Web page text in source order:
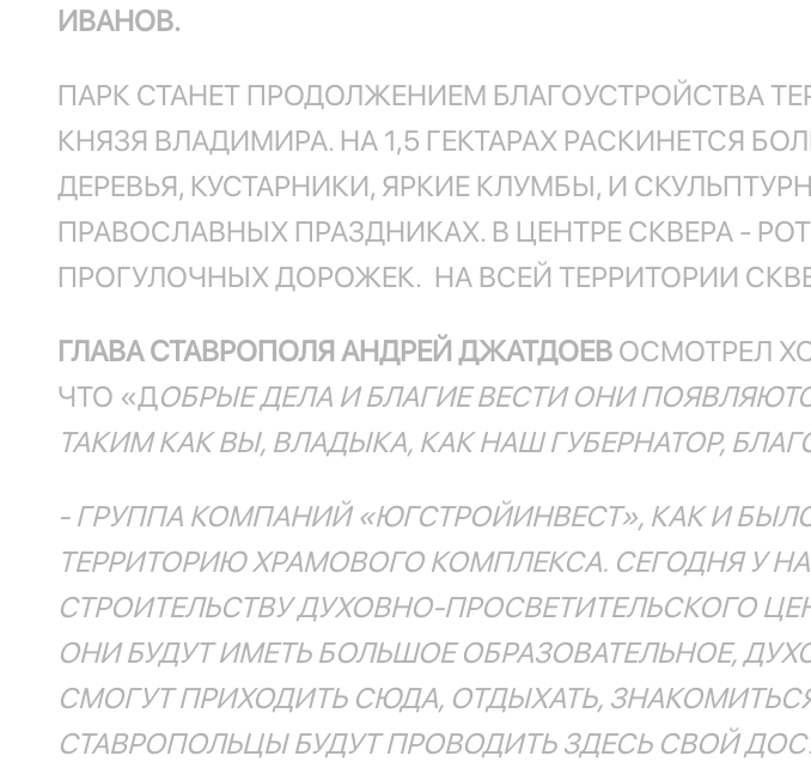
ИВАНОВ.
ПАРК СТАНЕТ ПРОДОЛЖЕНИЕМ БЛАГОУСТРОЙСТВА
КНЯЗЯ ВЛАДИМИРА. НА 1,5 ГЕКТАРАХ РАСКИНЕТСЯ
ДЕРЕВЬЯ, КУСТАРНИКИ, ЯРКИЕ КЛУМБЫ, И
ПРАВОСЛАВНЫХ ПРАЗДНИКАХ. В ЦЕНТРЕ СКВЕРА -
ПРОГУЛОЧНЫХ ДОРОЖЕК. НА ВСЕЙ ТЕРРИТОРИИ
ГЛАВА СТАВРОПОЛЯ АНДРЕЙ ДЖАТДОЕВ ОСМОТРЕЛ
ЧТО «ДОБРЫЕ ДЕЛА И БЛАГИЕ ВЕСТИ ОНИ
ТАКИМ КАК ВЫ, ВЛАДЫКА, КАК НАШ ГУБЕРНАТОР,
- ГРУППА КОМПАНИЙ «ЮГСТРОЙИНВЕСТ», КАК И
ТЕРРИТОРИЮ ХРАМОВОГО КОМПЛЕКСА. СЕГОДНЯ У
СТРОИТЕЛЬСТВУ ДУХОВНО-ПРОСВЕТИТЕЛЬСКОГО
ОНИ БУДУТ ИМЕТЬ БОЛЬШОЕ ОБРАЗОВАТЕЛЬНОЕ,
СМОГУТ ПРИХОДИТЬ СЮДА, ОТДЫХАТЬ,
СТАВРОПОЛЬЦЫ БУДУТ ПРОВОДИТЬ ЗДЕСЬ СВОЙ